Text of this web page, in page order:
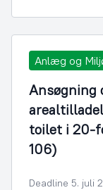
Anlæg og
Ansøgning
toilet i 20-
106)
Deadline 5. juli